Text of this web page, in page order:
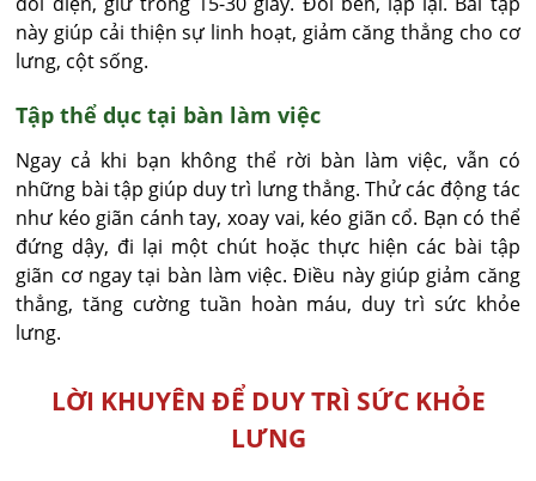
này giúp cải thiện sự linh hoạt, giảm căng thẳng cho cơ
lưng, cột sống.
Tập thể dục tại bàn làm việc
Ngay cả khi bạn không thể rời bàn làm việc, vẫn có
những bài tập giúp duy trì lưng thẳng. Thử các động tác
như kéo giãn cánh tay, xoay vai, kéo giãn cổ. Bạn có thể
đứng dậy, đi lại một chút hoặc thực hiện các bài tập
giãn cơ ngay tại bàn làm việc. Điều này giúp giảm căng
thẳng, tăng cường tuần hoàn máu, duy trì sức khỏe
lưng.
LỜI KHUYÊN ĐỂ DUY TRÌ SỨC KHỎE
LƯNG